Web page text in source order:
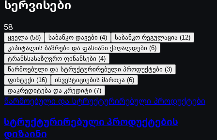
სერვისები
58
ყველა (58) საბანკო დავები (4) საბანკო რეგულაცია (12)
კაპიტალის ბაზრები და ფასიანი ქაღალდები (6)
ტრანსსასაზღვრო ფინანსები (4)
წარმოებული და სტრუქტურირებული პროდუქტები (3)
ფინტექი (16) ინვესტიციების მართვა (6)
დაკრედიტება და კრედიტი (7)
წარმოებული და სტრუქტურირებული პროდუქტები
სტრუქტურირებული პროდუქტების
დიზაინი